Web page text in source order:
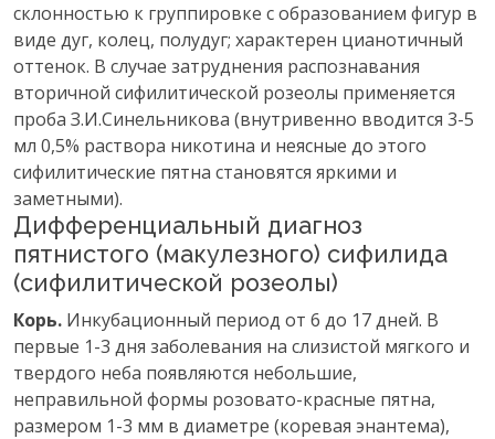
склонностью к группировке с образованием фигур в
виде дуг, колец, полудуг; характерен цианотичный
оттенок. В случае затруднения распознавания
вторичной сифилитической розеолы применяется
проба З.И.Синельникова (внутривенно вводится 3-5
мл 0,5% раствора никотина и неясные до этого
сифилитические пятна становятся яркими и
заметными).
Дифференциальный диагноз
пятнистого (макулезного) сифилида
(сифилитической розеолы)
Корь. Инкубационный период от 6 до 17 дней. В
первые 1-3 дня заболевания на слизистой мягкого и
твердого неба появляются небольшие,
неправильной формы розовато-красные пятна,
размером 1-3 мм в диаметре (коревая энантема),